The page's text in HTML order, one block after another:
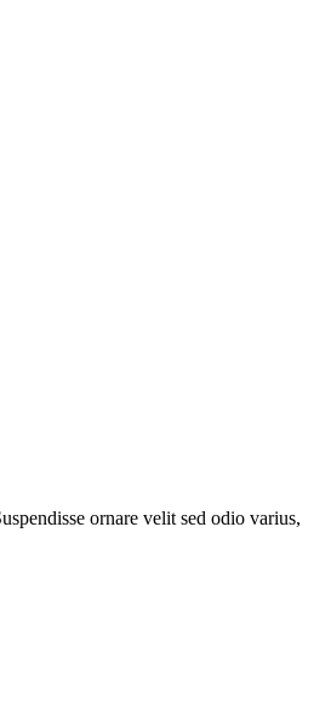
ornare velit sed odio varius,